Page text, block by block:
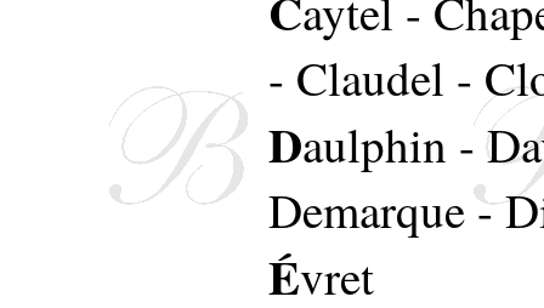
- Claudel -
Daulphin -
Demarque-
Évret